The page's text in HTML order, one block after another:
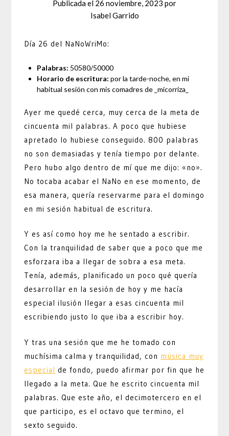
Publicada el 26 noviembre, 2023 por
Isabel Garrido
Día 26 del NaNoWriMo:
Palabras: 50580/50000
Horario de escritura: por la tarde-noche, en mi
habitual sesión con mis comadres de _micorriza_
Ayer me quedé cerca, muy cerca de la meta de
cincuenta mil palabras. A poco que hubiese
apretado lo hubiese conseguido. 800 palabras
no son demasiadas y tenía tiempo por delante.
Pero hubo algo dentro de mí que me dijo: «no».
No tocaba acabar el NaNo en ese momento, de
esa manera, quería reservarme para el domingo
en mi sesión habitual de escritura.
Y es así como hoy me he sentado a escribir.
Con la tranquilidad de saber que a poco que me
esforzara iba a llegar de sobra a esa meta.
Tenía, además, planificado un poco qué quería
desarrollar en la sesión de hoy y me hacía
especial ilusión llegar a esas cincuenta mil
escribiendo justo lo que iba a escribir hoy.
Y tras una sesión que me he tomado con
muchísima calma y tranquilidad, con música muy
especial de fondo, puedo afirmar por fin que he
llegado a la meta. Que he escrito cincuenta mil
palabras. Que este año, el decimotercero en el
que participo, es el octavo que termino, el
sexto seguido.